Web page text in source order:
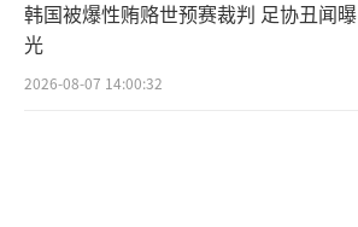
韩国被爆性贿赂世预赛裁判 足协丑闻曝
光
2026-08-07 14:00:32